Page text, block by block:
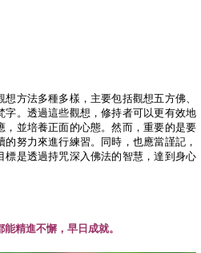
方法多種多樣，主要包括觀想五方佛、
字。透過這些觀想，修持者可以更有效地
，並培養正面的心態。然而，重要的是要
努力來進行練習。同時，也應當謹記，
標是透過持咒深入佛法的智慧，達到身心
精進不懈，早日成就。